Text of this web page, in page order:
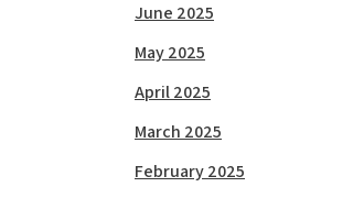
June 2025
May 2025
April 2025
March 2025
February 2025